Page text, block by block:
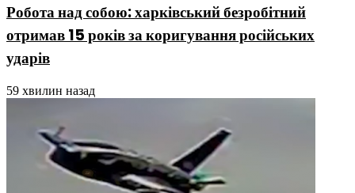
Робота над собою: харківський безробітний
отримав 15 років за коригування російських
ударів
59 хвилин назад